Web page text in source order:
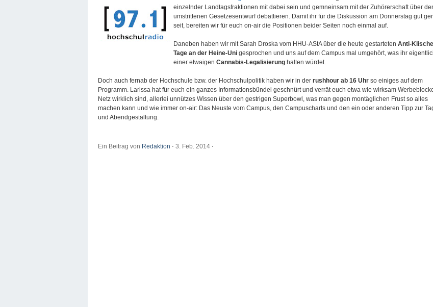
einzelnder Landtagsfraktionen mit dabei sein und gemneinsam mit der Zuhörerschaft über
umstrittenen Gesetzesentwurf debattieren. Damit ihr für die Diskussion am Donnerstag gut
seit, bereiten wir für euch on-air die Positionen beider Seiten noch einmal auf.
Daneben haben wir mit Sarah Droska vom HHU-AStA über die heute gestarteten Anti-
Tage an der Heine-Uni gesprochen und uns auf dem Campus mal umgehört, was ihr
einer etwaigen Cannabis-Legalisierung halten würdet.
Doch auch fernab der Hochschule bzw. der Hochschulpolitik haben wir in der rushhour ab 16 Uhr so einiges auf dem
Programm. Larissa hat für euch ein ganzes Informationsbündel geschnürt und verrät euch etwa wie wirksam
Netz wirklich sind, allerlei unnützes Wissen über den gestrigen Superbowl, was man gegen montäglichen Frust so alles
machen kann und wie immer on-air: Das Neuste vom Campus, den Campuscharts und den ein oder anderen Tipp zur
und Abendgestaltung.
Ein Beitrag von Redaktion ⋅ 3. Feb. 2014 ⋅